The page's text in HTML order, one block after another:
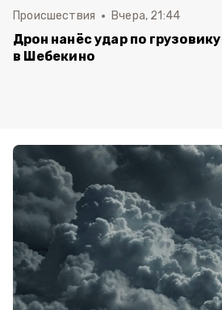
Происшествия Вчера, 21:44
Дрон нанёс удар по грузовику
в Шебекино